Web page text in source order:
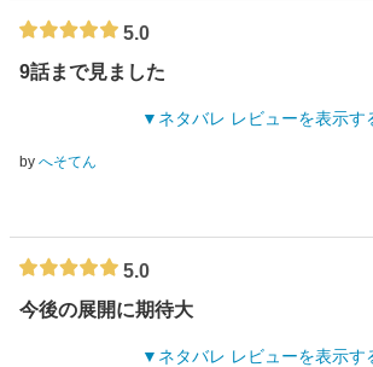
5.0
9話まで見ました
ネタバレ レビューを表示す
by へそてん
5.0
今後の展開に期待大
ネタバレ レビューを表示す